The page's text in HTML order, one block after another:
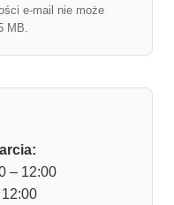
e-mail nie może
MB.
– 12:00